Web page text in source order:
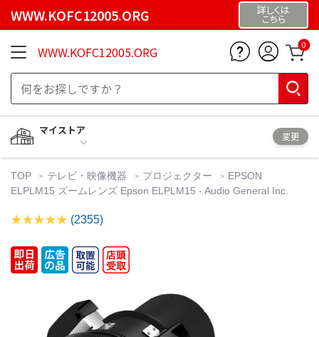
WWW.KOFC12005.ORG 詳しくは
こちら
WWW.KOFC12005.ORG 0
マイストア
変更
TOP テレビ・映像機器 プロジェクター
EPSON
ELPLM15 ズームレンズ Epson ELPLM15 - Audio General Inc.
(2355)